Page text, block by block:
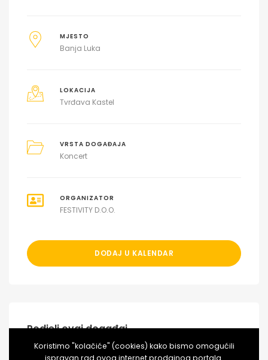
MJESTO
Banja Luka
LOKACIJA
Tvrđava Kastel
VRSTA DOGAĐAJA
Koncert
ORGANIZATOR
FESTIVITY D.O.O.
DODAJ U KALENDAR
Podjeli ovaj događaj
Koristimo "kolačiće" (cookies) kako bismo omogućili
ispravan rad ovog internet prodajnog portala.